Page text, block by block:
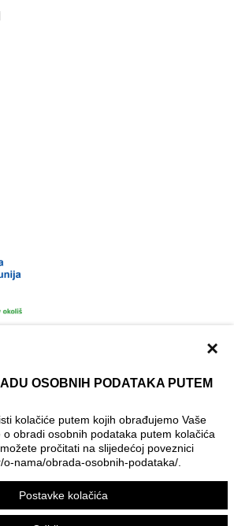
×
OSOBNIH PODATAKA PUTEM
kolačiće putem kojih obrađujemo Vaše
obradi osobnih podataka putem kolačića
pročitati na slijedećoj poveznici
o-nama/obrada-osobnih-podataka/
Postavke kolačića
Postavke kolačića
je ostvarena uz financijsku potporu